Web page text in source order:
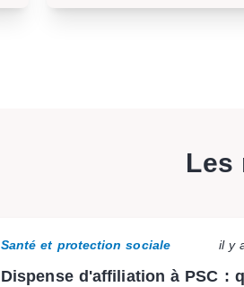
Les
Santé et protection sociale il y
Dispense d'affiliation à PSC :